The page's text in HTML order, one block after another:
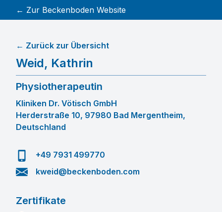
← Zur Beckenboden Website
Weid, Kathrin
← Zurück zur Übersicht
Physiotherapeutin
Kliniken Dr. Vötisch GmbH
Herderstraße 10, 97980 Bad Mergentheim,
Deutschland
+49 7931 499770
kweid@beckenboden.com
Zertifikate